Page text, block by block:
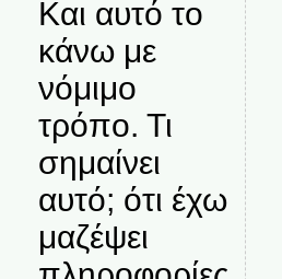
Και αυτό το
κάνω με
νόμιμο
τρόπο. Τι
σημαίνει
αυτό; ότι έχω
μαζέψει